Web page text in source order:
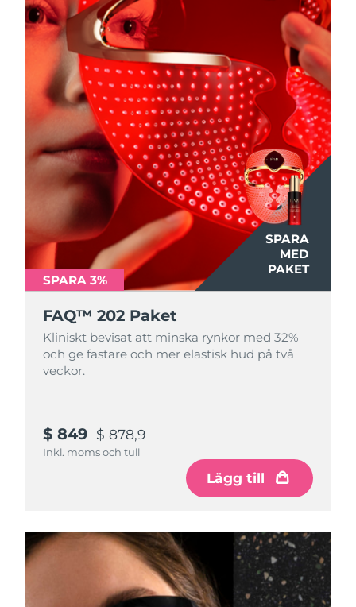
SPARA
MED
PAKET
SPARA 3%
FAQ™ 202 Paket
Kliniskt bevisat att minska rynkor med 32%
och ge fastare och mer elastisk hud på två
veckor.
$ 849 $ 878,9
Inkl. moms och tull
Lägg till